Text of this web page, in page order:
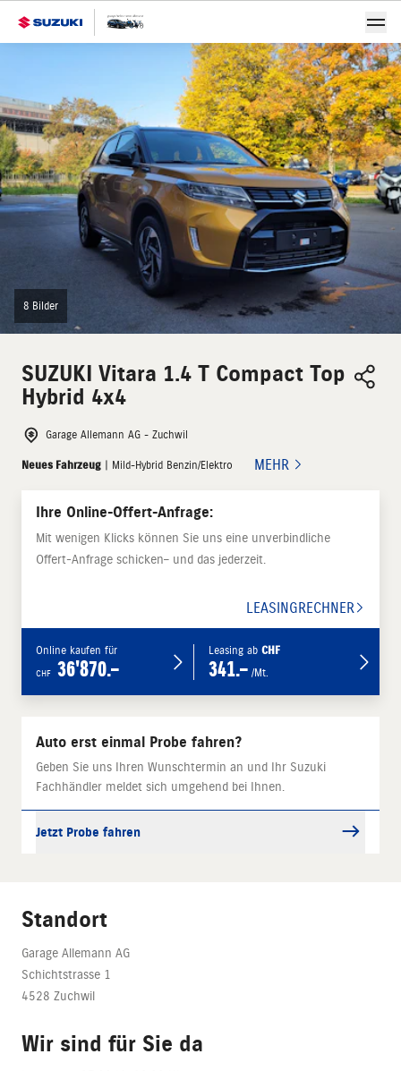
8 Bilder
SUZUKI Vitara 1.4 T Compact Top
Hybrid 4x4
Garage Allemann AG - Zuchwil
Neues Fahrzeug | Mild-Hybrid Benzin/Elektro MEHR
Ihre Online-Offert-Anfrage:
Mit wenigen Klicks können Sie uns eine unverbindliche
Offert-Anfrage schicken– und das jederzeit.
LEASINGRECHNER
Online kaufen für
CHF 36'870.–
Leasing ab CHF
341.– /Mt.
Auto erst einmal Probe fahren?
Geben Sie uns Ihren Wunschtermin an und Ihr Suzuki
Fachhändler meldet sich umgehend bei Ihnen.
Jetzt Probe fahren
Standort
Garage Allemann AG
Schichtstrasse 1
4528 Zuchwil
Wir sind für Sie da